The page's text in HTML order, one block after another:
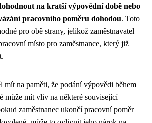
na kratší výpovědní době nebo
pracovního poměru dohodou. Toto
pro obě strany, jelikož zaměstnavatel
místo pro zaměstnance, který již
mít na paměti, že podání výpovědi během
může mít vliv na některé související
zaměstnanec ukončí pracovní poměr